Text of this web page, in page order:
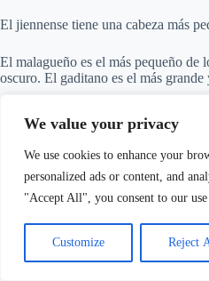
We value your privacy
We use cookies to enhance your
personalized ads or content, and
"Accept All", you consent to our
Customize Reject
El jiennense tiene una cabeza más
El malagueño es el más pequeño de
oscuro. El gaditano es el más
¿Cómo Diferenciar a un Canario